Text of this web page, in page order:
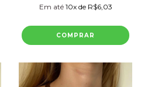
Em até 10x de R$6,03
COMPRAR